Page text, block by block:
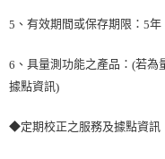
5 、有效期間或保存期限： 5年
6 、具量測功能之產品： (若為
據點資訊)
◆定期校正之服務及據點資訊